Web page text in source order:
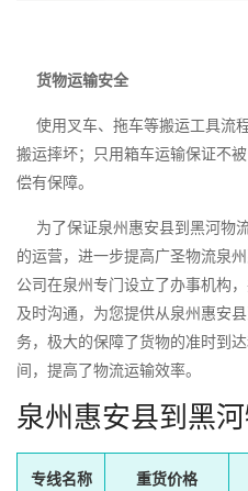
货物运输安全
使用叉车、拖车等搬运工具流
搬运摔坏；只用箱车运输保证不
偿有保障。
为了保证泉州惠安县到黑河物
的运营，进一步提高广圣物流泉
公司在泉州专门设立了办事机构
及时沟通，为您提供从泉州惠安
务，极大的保障了货物的准时到
间，提高了物流运输效率。
泉州惠安县到黑
专线名称 重货价格